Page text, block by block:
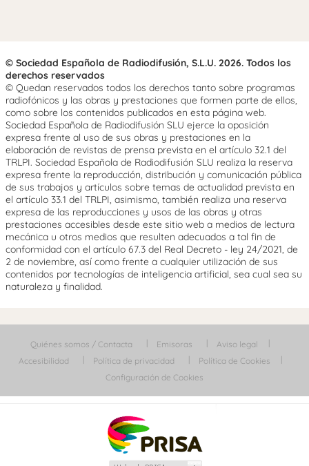
© Sociedad Española de Radiodifusión, S.L.U. 2026. Todos los
derechos reservados
© Quedan reservados todos los derechos tanto sobre programas
radiofónicos y las obras y prestaciones que formen parte de ellos,
como sobre los contenidos publicados en esta página web.
Sociedad Española de Radiodifusión SLU ejerce la oposición
expresa frente al uso de sus obras y prestaciones en la
elaboración de revistas de prensa prevista en el artículo 32.1 del
TRLPI. Sociedad Española de Radiodifusión SLU realiza la reserva
expresa frente la reproducción, distribución y comunicación pública
de sus trabajos y artículos sobre temas de actualidad prevista en
el artículo 33.1 del TRLPI, asimismo, también realiza una reserva
expresa de las reproducciones y usos de las obras y otras
prestaciones accesibles desde este sitio web a medios de lectura
mecánica u otros medios que resulten adecuados a tal fin de
conformidad con el artículo 67.3 del Real Decreto - ley 24/2021, de
2 de noviembre, así como frente a cualquier utilización de sus
contenidos por tecnologías de inteligencia artificial, sea cual sea su
naturaleza y finalidad.
Quiénes somos / Contacta Emisoras
Aviso legal
Accesibilidad
Política de privacidad
Política de Cookies
Configuración de Cookies